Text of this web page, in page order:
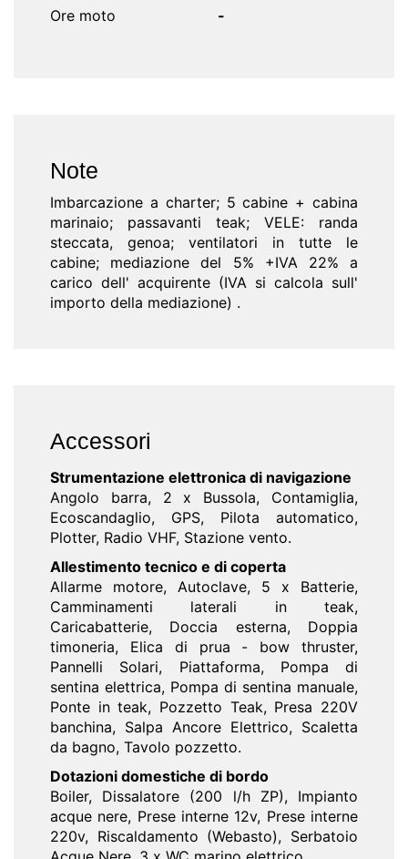
Ore moto
-
Note
Imbarcazione a charter; 5 cabine + cabina
marinaio; passavanti teak; VELE: randa
steccata, genoa; ventilatori in tutte le
cabine; mediazione del 5% +IVA 22% a
carico dell' acquirente (IVA si calcola sull'
importo della mediazione) .
Accessori
Strumentazione elettronica di navigazione
Angolo barra, 2 x Bussola, Contamiglia,
Ecoscandaglio, GPS, Pilota automatico,
Plotter, Radio VHF, Stazione vento.
Allestimento tecnico e di coperta
Allarme motore, Autoclave, 5 x Batterie,
Camminamenti laterali in teak,
Caricabatterie, Doccia esterna, Doppia
timoneria, Elica di prua - bow thruster,
Pannelli Solari, Piattaforma, Pompa di
sentina elettrica, Pompa di sentina manuale,
Ponte in teak, Pozzetto Teak, Presa 220V
banchina, Salpa Ancore Elettrico, Scaletta
da bagno, Tavolo pozzetto.
Dotazioni domestiche di bordo
Boiler, Dissalatore (200 l/h ZP), Impianto
acque nere, Prese interne 12v, Prese interne
220v, Riscaldamento (Webasto), Serbatoio